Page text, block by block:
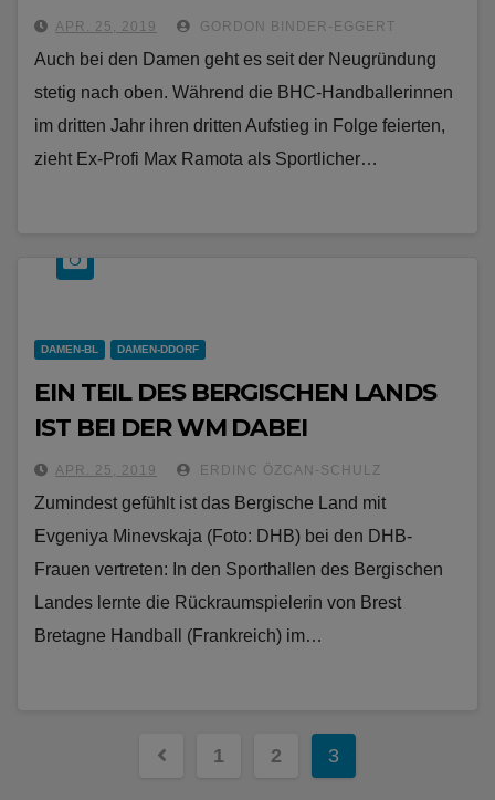
APR. 25, 2019 GORDON BINDER-EGGERT
Auch bei den Damen geht es seit der Neugründung
stetig nach oben. Während die BHC-Handballerinnen
im dritten Jahr ihren dritten Aufstieg in Folge feierten,
zieht Ex-Profi Max Ramota als Sportlicher…
DAMEN-BL DAMEN-DDORF
EIN TEIL DES BERGISCHEN LANDS
IST BEI DER WM DABEI
APR. 25, 2019 ERDINC ÖZCAN-SCHULZ
Zumindest gefühlt ist das Bergische Land mit
Evgeniya Minevskaja (Foto: DHB) bei den DHB-
Frauen vertreten: In den Sporthallen des Bergischen
Landes lernte die Rückraumspielerin von Brest
Bretagne Handball (Frankreich) im…
Seitennummerierung
1 2 3